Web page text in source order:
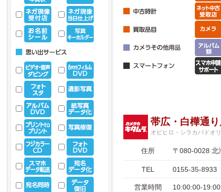
帯広・白樺通
オビヒロ・シラカバドオ
住所 〒080-0028 北
TEL 0155-35-8933
営業時間 10:00:00-